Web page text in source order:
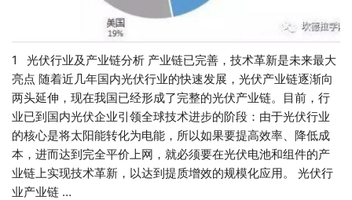
1 光伏行业及产业链分析 产业链已完善，技术革新是未来最大
亮点 随着近几年国内光伏行业的快速发展，光伏产业链逐渐向
两头延伸，现在我国已经形成了完整的光伏产业链。目前，行
业已到国内光伏企业引领全球技术进步的阶段：由于光伏行业
的核心是将太阳能转化为电能，所以如果要提高效率、降低成
本，进而达到完全平价上网，就必须要在光伏电池和组件的产
业链上实现技术革新，以达到提质增效的规模化应用。 光伏行
业产业链 …